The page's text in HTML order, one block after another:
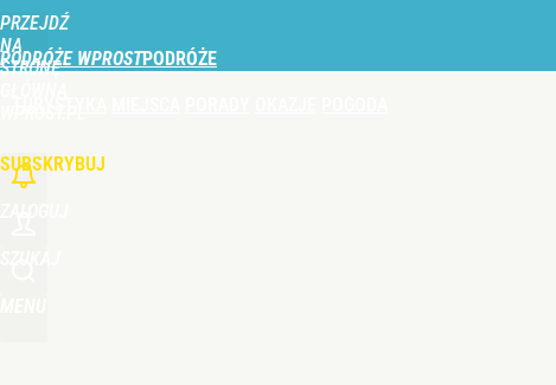
PRZEJDŹ
NA
STRONĘ
PODRÓŻE WPROST
SUBSKRYBUJ